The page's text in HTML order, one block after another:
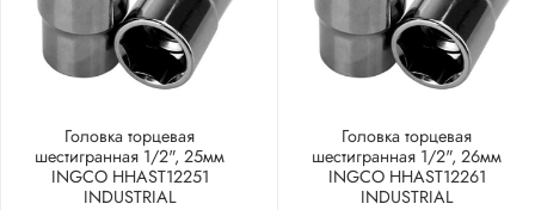
Головка торцевая
шестигранная 1/2", 25мм
INGCO HHAST12251
INDUSTRIAL
Головка торцевая
шестигранная 1/2", 26мм
INGCO HHAST12261
INDUSTRIAL